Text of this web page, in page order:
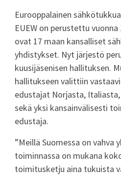
Eurooppalainen
EUEW on perustettu vuonna
ovat 17 maan kansalliset
yhdistykset. Nyt järjestö
kuusijäsenisen hallituksen.
hallitukseen valittiin
edustajat Norjasta,
sekä yksi kansainvälisesti
edustaja.
”Meillä Suomessa on vahva
toiminnassa on mukana
toimitusketju aina tukuista